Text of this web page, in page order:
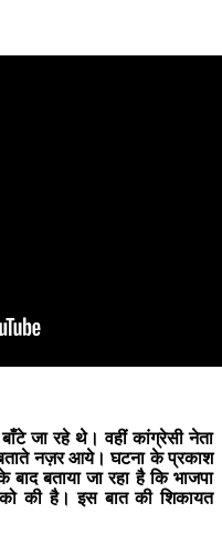
जा रहे थे। वहीं कांग्रेसी नेता
बताते नज़र आये। घटना के प्रकाश
बताया जा रहा है कि भाजपा
को की है। इस बात की शिकायत